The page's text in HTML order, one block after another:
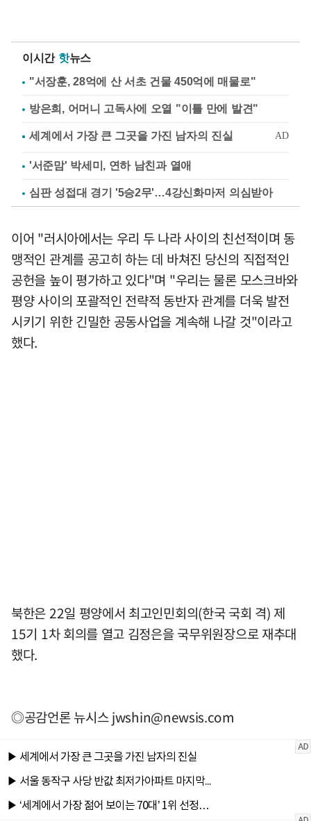
이시간 핫뉴스
"서장훈, 28억에 산 서초 건물 450억에 매물로"
방은희, 어머니 고독사에 오열 "이틀 만에 발견"
'서준맘' 박세미, 연하 남친과 열애
심판 성접대 경기 '5승2무'…4강신화마저 의심받아
이어 "러시아에서는 우리 두 나라 사이의 친선적이며 동
맹적인 관계를 공고히 하는 데 바쳐진 당신의 직접적인
공헌을 높이 평가하고 있다"며 "우리는 물론 모스크바와
평양 사이의 포괄적인 전략적 동반자 관계를 더욱 발전
시키기 위한 긴밀한 공동사업을 계속해 나갈 것"이라고
했다.
북한은 22일 평양에서 최고인민회의(한국 국회 격) 제
15기 1차 회의를 열고 김정은을 국무위원장으로 재추대
했다.
◎공감언론 뉴시스jwshin@newsis.com